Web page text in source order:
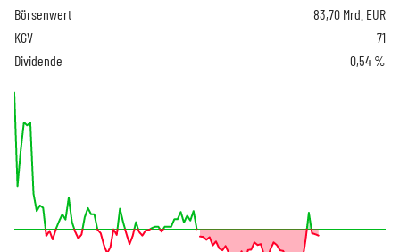
Börsenwert
83,70 Mrd. EUR
KGV
71
Dividende
0,54 %